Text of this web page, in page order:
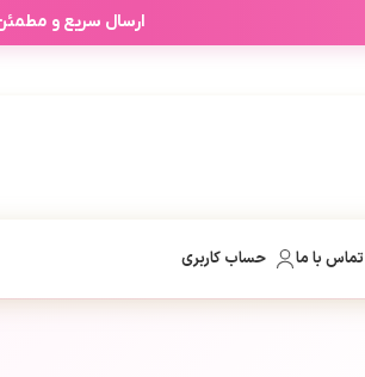
ارسال سریع و
آفرهای شخصی
تماس با ما حساب کاربری